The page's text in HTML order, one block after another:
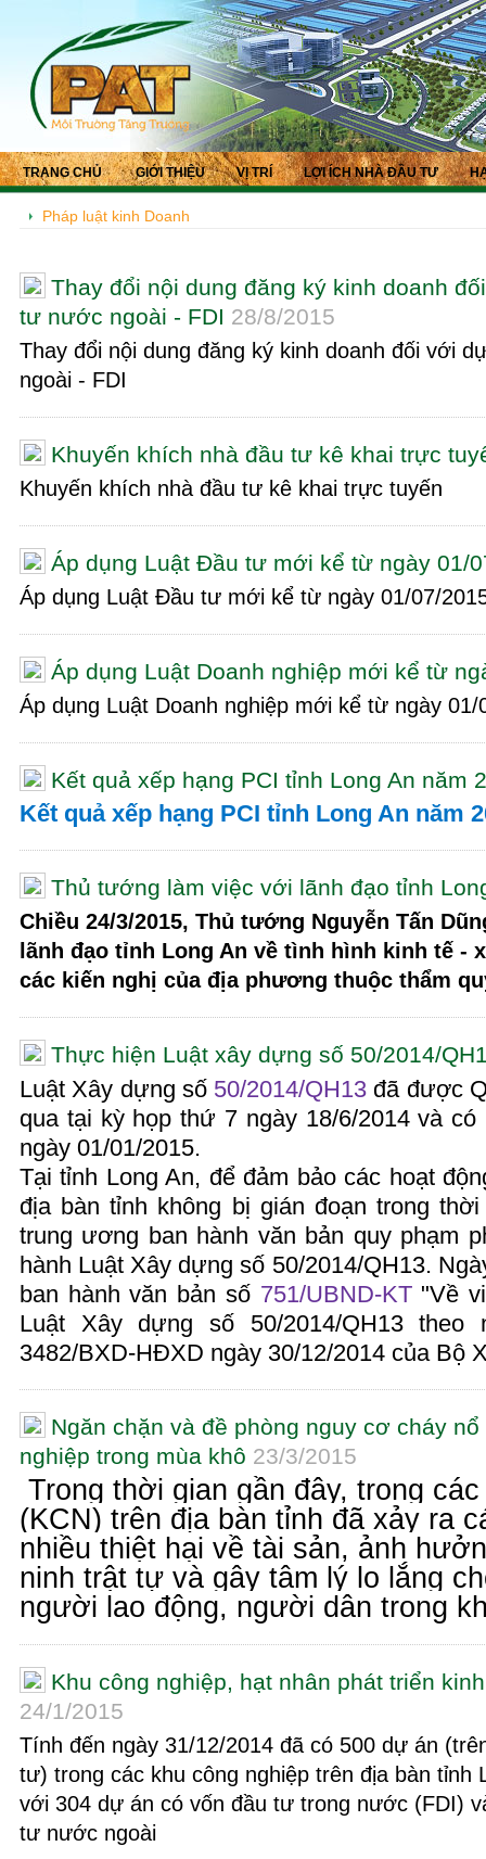
TRANG CHỦ GIỚI THIỆU VỊ TRÍ LỢI ÍCH NHÀ ĐẦU TƯ
Pháp luật kinh Doanh
Thay đổi nội dung đăng ký kinh doanh
tư nước ngoài - FDI 28/8/2015
Thay đổi nội dung đăng ký kinh doanh đối với
ngoài - FDI
Khuyến khích nhà đầu tư kê khai trực
Khuyến khích nhà đầu tư kê khai trực tuyến
Áp dụng Luật Đầu tư mới kể từ ngày 01/
Áp dụng Luật Đầu tư mới kể từ ngày 01/07/
Áp dụng Luật Doanh nghiệp mới kể từ
Áp dụng Luật Doanh nghiệp mới kể từ ngày 01/
Kết quả xếp hạng PCI tỉnh Long An năm
Kết quả xếp hạng PCI tỉnh Long An năm
Thủ tướng làm việc với lãnh đạo tỉnh
Chiều 24/3/2015, Thủ tướng Nguyễn Tấn
lãnh đạo tỉnh Long An về tình hình kinh tế -
các kiến nghị của địa phương thuộc thẩm
Thực hiện Luật xây dựng số 50/2014/
Luật Xây dựng số 50/2014/QH13 đã được
qua tại kỳ họp thứ 7 ngày 18/6/2014 và
ngày 01/01/2015.
Tại tỉnh Long An, để đảm bảo các hoạt
địa bàn tỉnh không bị gián đoạn trong
trung ương ban hành văn bản quy phạm
hành Luật Xây dựng số 50/2014/QH13.
ban hành văn bản số 751/UBND-KT"Về
Luật Xây dựng số 50/2014/QH13
3482/BXD-HĐXD ngày 30/12/2014 của Bộ
Ngăn chặn và đề phòng nguy cơ cháy
nghiệp trong mùa khô 23/3/2015
Trong thời gian gần đây, trong
(KCN) trên địa bàn tỉnh đã xảy ra
nhiều thiệt hại về tài sản, ảnh
ninh trật tự và gây tâm lý lo lắng
người lao động, người dân trong
Khu công nghiệp, hạt nhân phát triển
24/1/2015
Tính đến ngày 31/12/2014 đã có 500 dự án
tư) trong các khu công nghiệp trên địa bàn tỉnh
với 304 dự án có vốn đầu tư trong nước (FDI)
tư nước ngoài